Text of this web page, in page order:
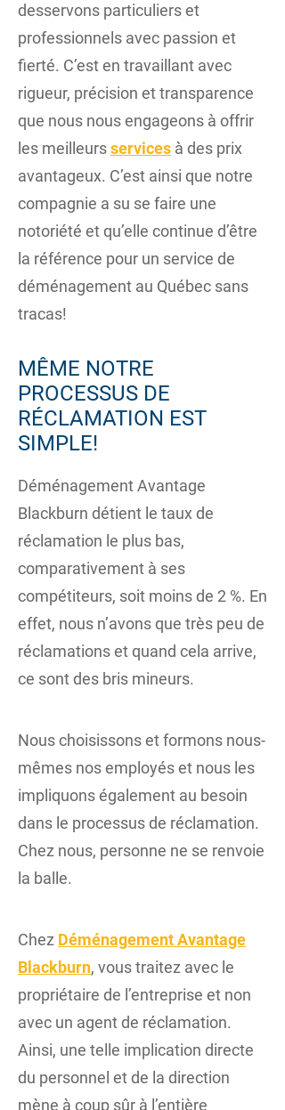
desservons particuliers et
professionnels avec passion et
fierté. C’est en travaillant avec
rigueur, précision et transparence
que nous nous engageons à offrir
les meilleursservices à des prix
avantageux. C’est ainsi que notre
compagnie a su se faire une
notoriété et qu’elle continue d’être
la référence pour un service de
déménagement au Québec sans
tracas!
MÊME NOTRE
PROCESSUS DE
RÉCLAMATION EST
SIMPLE!
Déménagement Avantage
Blackburn détient le taux de
réclamation le plus bas,
comparativement à ses
compétiteurs, soit moins de 2 %. En
effet, nous n’avons que très peu de
réclamations et quand cela arrive,
ce sont des bris mineurs.
Nous choisissons et formons nous-
mêmes nos employés et nous les
impliquons également au besoin
dans le processus de réclamation.
Chez nous, personne ne se renvoie
la balle.
Chez Déménagement Avantage
Blackburn, vous traitez avec le
propriétaire de l’entreprise et non
avec un agent de réclamation.
Ainsi, une telle implication directe
du personnel et de la direction
mène à coup sûr à l’entière